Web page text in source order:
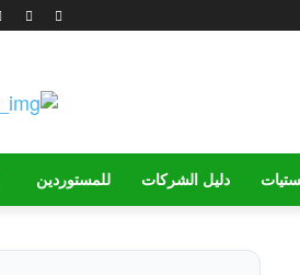
دليل الشركات للمستوردين